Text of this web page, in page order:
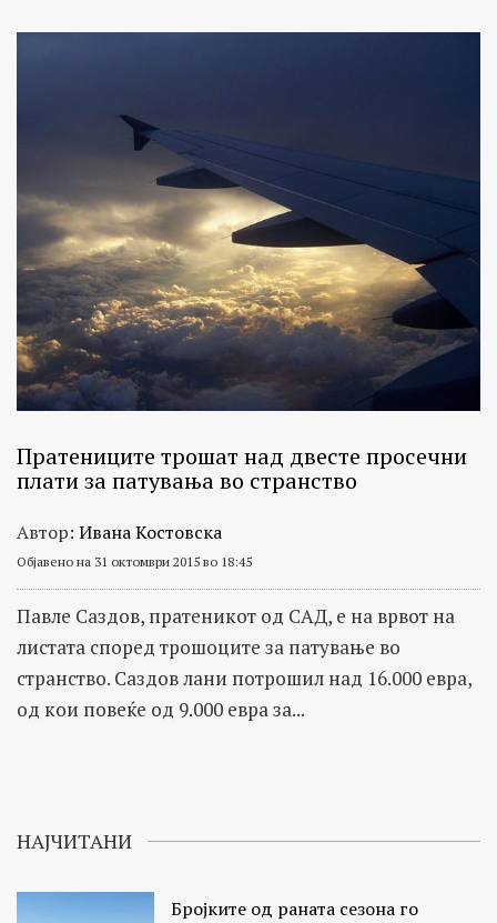
Пратениците трошат над двесте просечни
плати за патувања во странство
Автор: Ивана Костовска
Објавено на 31 октомври 2015 во 18:45
Павле Саздов, пратеникот од САД, е на врвот на
листата според трошоците за патување во
странство. Саздов лани потрошил над 16.000 евра,
од кои повеќе од 9.000 евра за...
НАЈЧИТАНИ
Бројките од раната сезона го